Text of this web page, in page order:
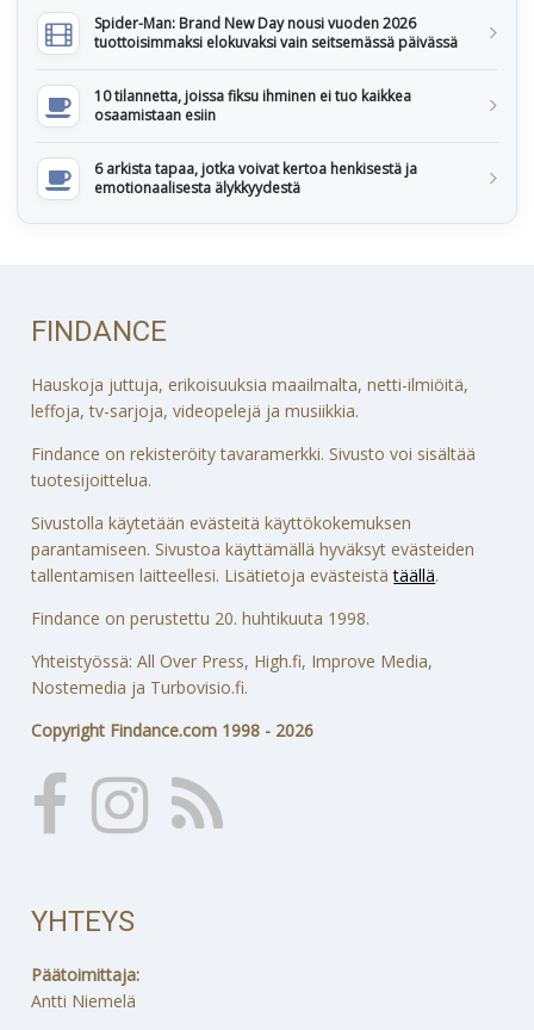
Spider-Man: Brand New Day nousi vuoden 2026
tuottoisimmaksi elokuvaksi vain seitsemässä päivässä
10 tilannetta, joissa fiksu ihminen ei tuo kaikkea
osaamistaan esiin
6 arkista tapaa, jotka voivat kertoa henkisestä ja
emotionaalisesta älykkyydestä
FINDANCE
Hauskoja juttuja, erikoisuuksia maailmalta, netti-ilmiöitä,
leffoja, tv-sarjoja, videopelejä ja musiikkia.
Findance on rekisteröity tavaramerkki. Sivusto voi sisältää
tuotesijoittelua.
Sivustolla käytetään evästeitä käyttökokemuksen
parantamiseen. Sivustoa käyttämällä hyväksyt evästeiden
tallentamisen laitteellesi. Lisätietoja evästeistätäällä.
Findance on perustettu 20. huhtikuuta 1998.
Yhteistyössä: All Over Press, High.fi, Improve Media,
Nostemedia ja Turbovisio.fi.
Copyright Findance.com 1998 - 2026
YHTEYS
Päätoimittaja:
Antti Niemelä